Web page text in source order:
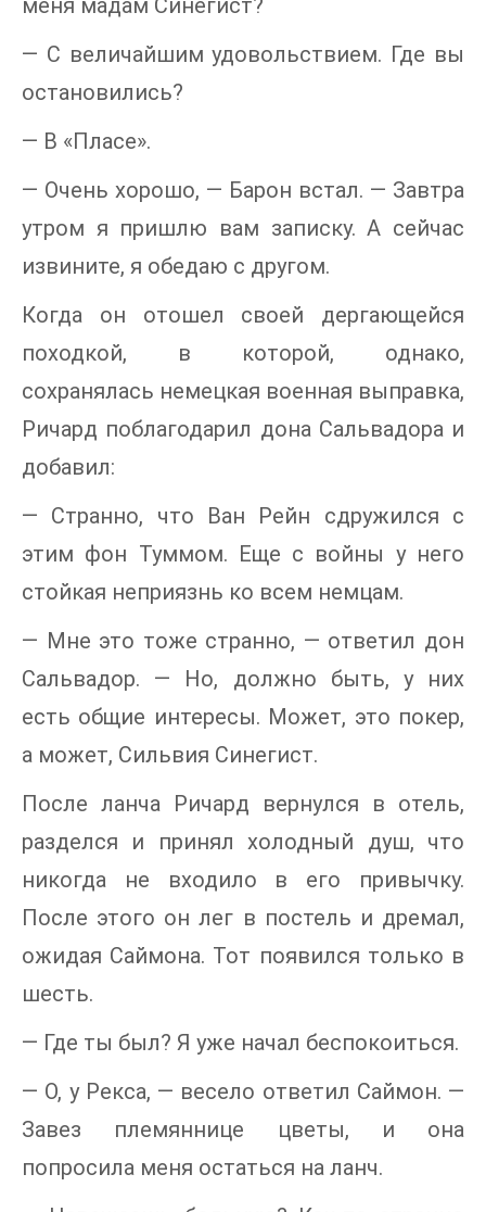
меня мадам Синегист?
— С величайшим удовольствием. Где вы
остановились?
— В «Пласе».
— Очень хорошо, — Барон встал. — Завтра
утром я пришлю вам записку. А сейчас
извините, я обедаю с другом.
Когда он отошел своей дергающейся
походкой, в которой, однако,
сохранялась немецкая военная выправка,
Ричард поблагодарил дона Сальвадора и
добавил:
— Странно, что Ван Рейн сдружился с
этим фон Туммом. Еще с войны у него
стойкая неприязнь ко всем немцам.
— Мне это тоже странно, — ответил дон
Сальвадор. — Но, должно быть, у них
есть общие интересы. Может, это покер,
а может, Сильвия Синегист.
После ланча Ричард вернулся в отель,
разделся и принял холодный душ, что
никогда не входило в его привычку.
После этого он лег в постель и дремал,
ожидая Саймона. Тот появился только в
шесть.
— Где ты был? Я уже начал беспокоиться.
— О, у Рекса, — весело ответил Саймон. —
Завез племяннице цветы, и она
попросила меня остаться на ланч.